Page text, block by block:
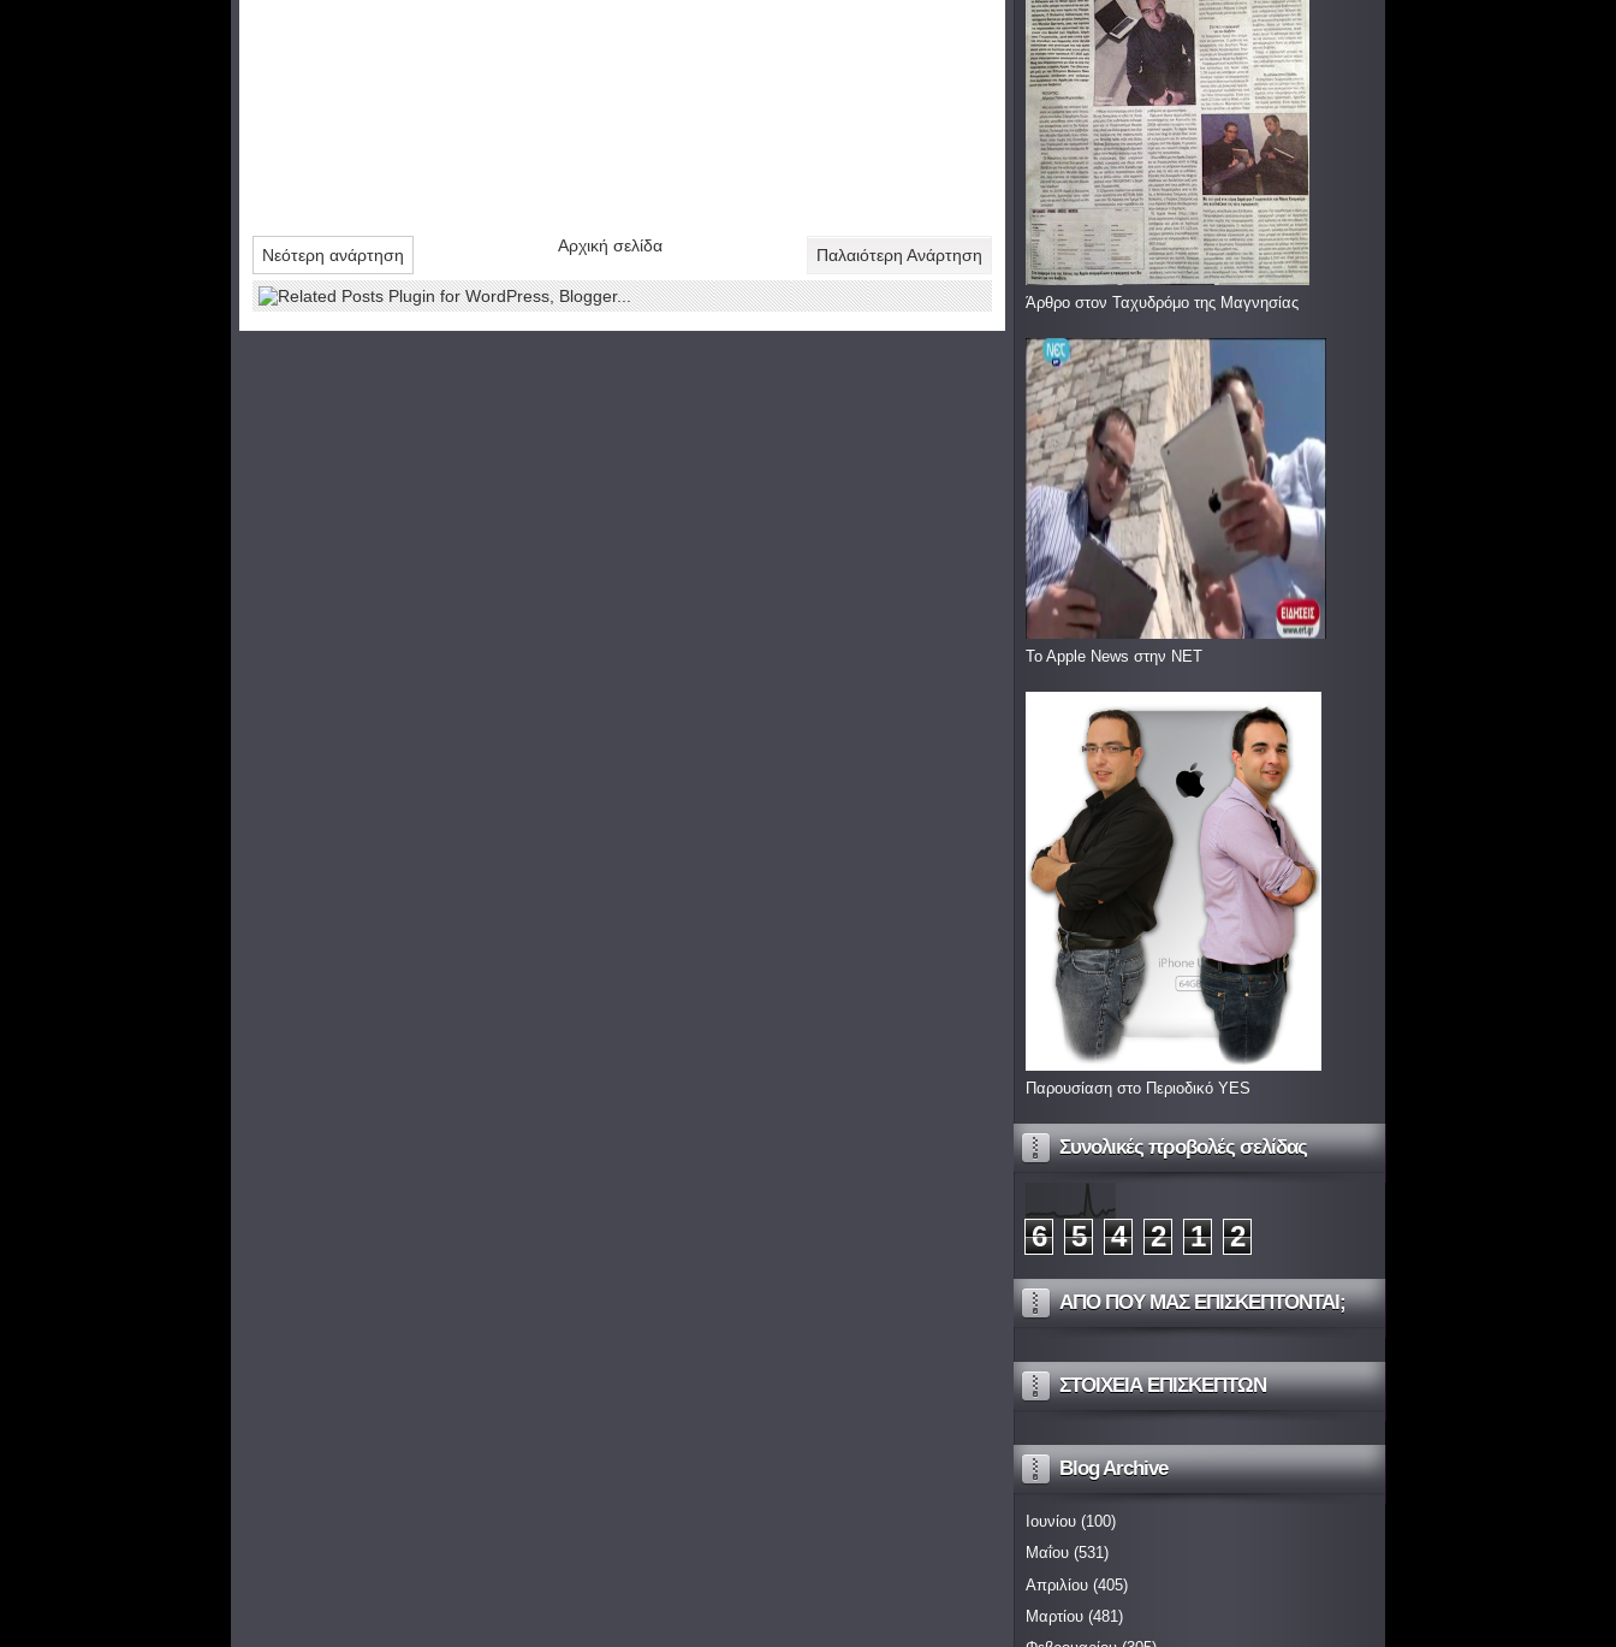
Νεότερη ανάρτηση Παλαιότερη Ανάρτηση
Αρχική σελίδα
Άρθρο στον Ταχυδρόμο της Μαγνησίας
To Apple News στην ΝΕΤ
Παρουσίαση στο Περιοδικό YES
Συνολικές προβολές σελίδας
6 5 4 2 1 2
ΑΠΟ ΠΟΥ ΜΑΣ ΕΠΙΣΚΕΠΤΟΝΤΑΙ;
ΣΤΟΙΧΕΙΑ ΕΠΙΣΚΕΠΤΩΝ
Blog Archive
Ιουνίου (100)
Μαΐου (531)
Απριλίου (405)
Μαρτίου (481)